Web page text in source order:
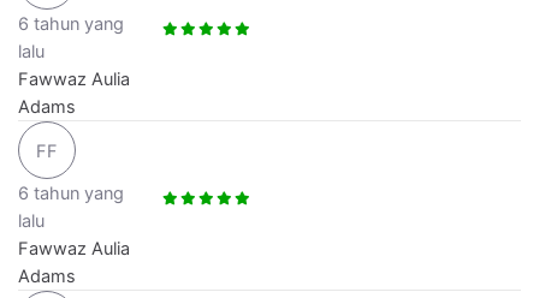
IPA
6 tahun yang
lalu
Fawwaz Aulia
Adams
FF
6 tahun yang
lalu
Fawwaz Aulia
Adams